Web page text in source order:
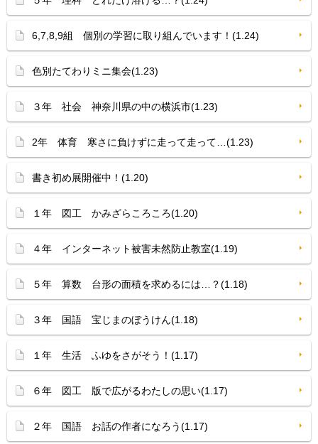
6,7,8,9組 個別の学習に取り組んでいます！(1.24)
色別たてわりミニ集会(1.23)
３年 社会 神奈川県の中の横浜市(1.23)
2年 体育 寒さに負けずに走って走って…(1.23)
書き初め展開催中！(1.20)
１年 図工 かみざらころころ(1.20)
４年 インターネット被害未然防止教室(1.19)
５年 算数 台形の面積を求めるには…？(1.18)
３年 国語 宝じまのぼうけん(1.18)
１年 生活 ふゆをさがそう！(1.17)
６年 図工 版で広がるわたしの思い(1.17)
２年 国語 お話の作者になろう(1.17)